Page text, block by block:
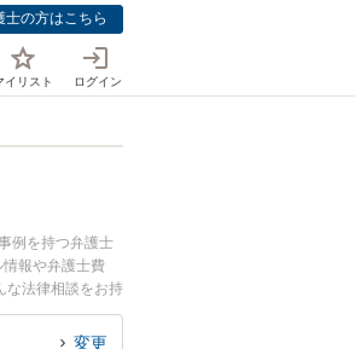
士の方はこちら
イリスト ログイン
例を持つ弁護士
報や弁護士費
な法律相談をお持
トラブル解決の実
者さんにおすす
変更